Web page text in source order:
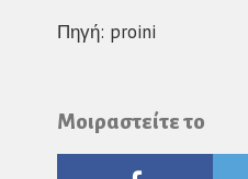
Πηγή: proini
Μοιραστείτε το